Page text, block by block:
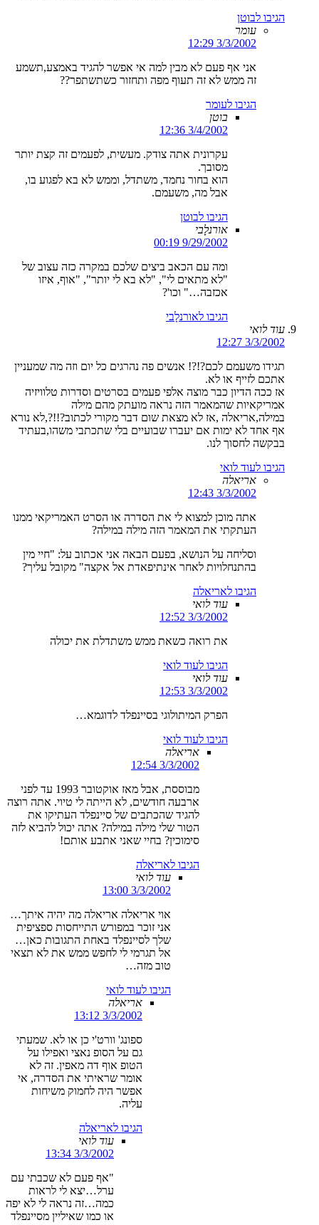
הגיבו לבוטן
עומר
3/3/2002 12:29
אני אף פעם לא מבין למה אי אפשר להגיד באמצע,תשמע
זה ממש לא זה תעוף מפה ותחזור כשתשתפר??
הגיבו לעומר
בוטן
3/4/2002 12:36
עקרונית אתה צודק. מעשית, לפעמים זה קצת יותר
מסובך.
הוא בחור נחמד, משתדל, וממש לא בא לפגוע בו,
אבל מה, משעמם.
הגיבו לבוטן
אורנלָבי
9/29/2002 00:19
ומה עם הכאב ביצים שלכם במקרה כזה עצוב של
"לא מתאים לי", "לא בא לי יותר", "אוף, איזו
אכזבה…" וכו'?
הגיבו לאורנלָבי
עוד לואי
3/3/2002 12:27
תגידו משעמם לכם?!?! אנשים פה נהרגים כל יום וזה מה שמעניין
אתכם לזייף או לא.
אז ככה הדיון כבר מוצה אלפי פעמים בסרטים וסדרות טלוויזיה
אמריקאיות שהמאמר הזה נראה מועתק מהם מילה
במילה,אריאלה ,אז לא מצאת שום דבר מקורי לכתוב?!!?,לא נורא
אף אחד לא ימות אם יעברו שבועיים בלי שתכתבי משהו,בעתיד
בבקשה לחסוך לנו.
הגיבו לעוד לואי
אריאלה
3/3/2002 12:43
אתה מוכן למצוא לי את הסדרה או הסרט האמריקאי ממנו
העתקתי את המאמר הזה מילה במילה?
וסליחה על הנושא, בפעם הבאה אני אכתוב על: "חיי מין
בהתנחלויות לאחר אינתיפאדת אל אקצה" מקובל עליך?
הגיבו לאריאלה
עוד לואי
3/3/2002 12:52
את רואה כשאת ממש משתדלת את יכולה
הגיבו לעוד לואי
עוד לואי
3/3/2002 12:53
הפרק המיתולוגי בסיינפלד לדוגמא…
הגיבו לעוד לואי
אריאלה
3/3/2002 12:54
מבוססת, אבל מאז אוקטובר 1993 עד לפני
ארבעה חודשים, לא הייתה לי טיוי. אתה רוצה
להגיד שהכתבים של סיינפלד העתיקו את
הטור שלי מילה במילה? אתה יכול להביא לזה
סימוכין? בחיי שאני אתבע אותם!
הגיבו לאריאלה
עוד לואי
3/3/2002 13:00
אוי אריאלה אריאלה מה יהיה איתך…
אני זוכר במפורש התייחסות ספציפית
שלך לסיינפלד באחת התגובות כאן…
אל תגרמי לי לחפש ממש את לא תצאי
טוב מזה…
הגיבו לעוד לואי
אריאלה
3/3/2002 13:12
ספונג' וורט'י כן או לא. שמעתי
גם על הסופ נאצי ואפילו על
הטופ אוף דה מאפין. זה לא
אומר שראיתי את הסדרה, אי
אפשר היה לחמוק משיחות
עליה.
הגיבו לאריאלה
עוד לואי
3/3/2002 13:34
"אף פעם לא שכבתי עם
ערל…יצא לי לראות
כמה…זה נראה לי לא יפה
או כמו שאיליין מסיינפלד